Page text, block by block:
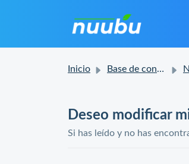
Inicio Base de conocimientos
Deseo modificar
Si has leído y no has